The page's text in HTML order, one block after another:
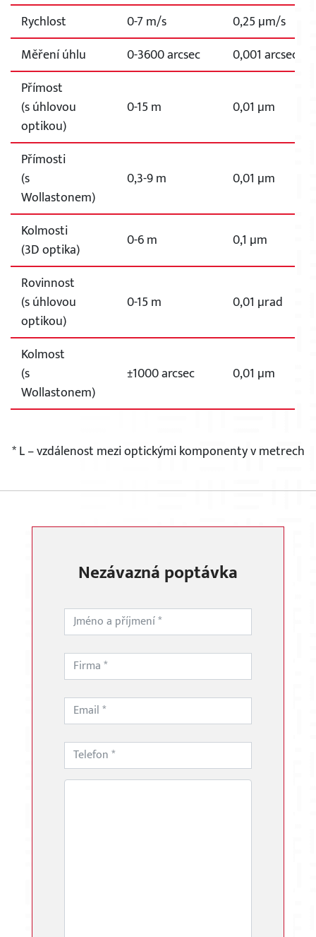
Rychlost
0-7 m/s
0,25 µm/s
Měření úhlu
0-3600 arcsec
0,001 arcsec
Přímost
(s úhlovou
optikou)
0-15 m 0,01 µm
Přímosti
(s
Wollastonem)
0,3-9 m 0,01 µm
Kolmosti
(3D optika)
0-6 m 0,1 µm
Rovinnost
(s úhlovou
optikou)
0-15 m 0,01 µrad
Kolmost
(s
Wollastonem)
±1000 arcsec 0,01 µm
* L – vzdálenost mezi optickými komponenty v metrech
Nezávazná poptávka